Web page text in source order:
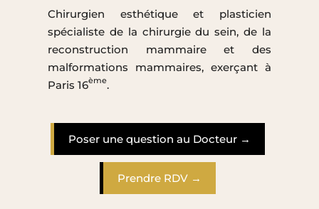
Chirurgien esthétique et plasticien
spécialiste de la chirurgie du sein, de la
reconstruction mammaire et des
malformations mammaires, exerçant à
Paris 16ème.
Poser une question au Docteur →
Prendre RDV →